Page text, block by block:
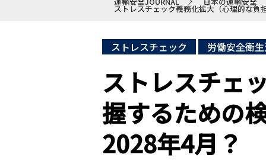
ストレスチェック義務化拡大（心理的な負
ストレスチェック 労働安全衛
ストレスチェ
握するための
2028年4月？